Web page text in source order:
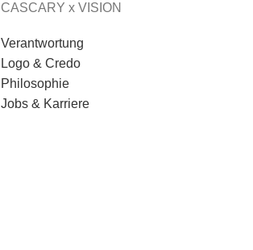
CASCARY x VISION
Verantwortung
Logo & Credo
Philosophie
Jobs & Karriere